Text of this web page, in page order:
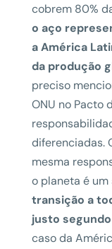
cobrem 80%
o aço
a América
da produção
preciso
ONU no Pacto
diferenciadas.
mesma
o planeta é um
transição a
justo
caso da